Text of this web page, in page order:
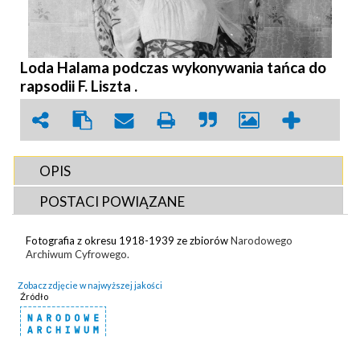
Loda Halama podczas wykonywania tańca do
rapsodii F. Liszta .
OPIS
POSTACI POWIĄZANE
Fotografia z okresu 1918-1939 ze zbiorówNarodowego
Archiwum Cyfrowego.
Zobacz zdjęcie w najwyższej jakości
Źródło